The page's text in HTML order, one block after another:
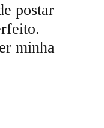
postar
minha